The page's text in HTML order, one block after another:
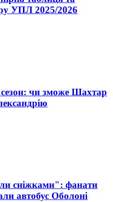
УПЛ 2025/2026
чи зможе Шахтар
сніжками": фанати
автобус Оболоні